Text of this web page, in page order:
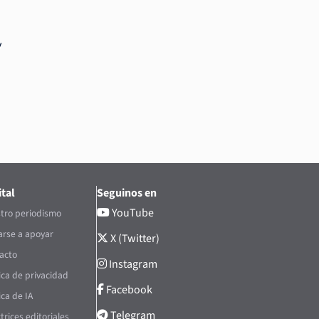
periodismo
a apoyar
de privacidad
de IA
editoriales
Seguinos en
YouTube
X (Twitter)
Instagram
Facebook
Telegram